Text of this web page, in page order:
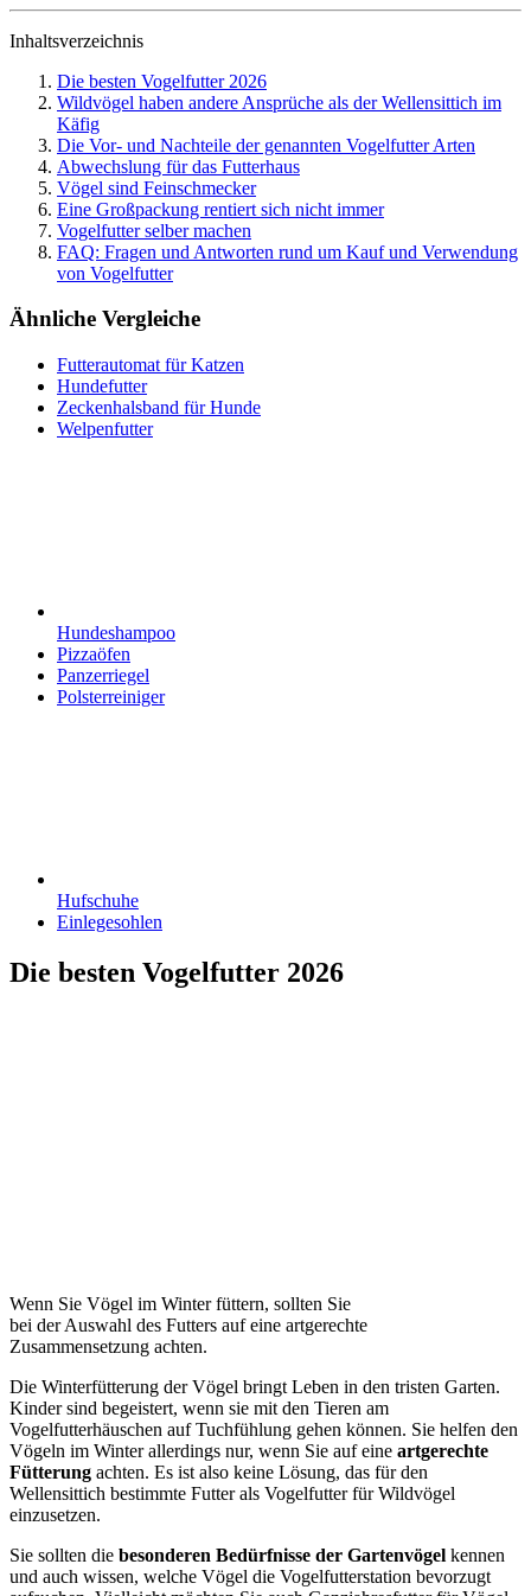
Inhaltsverzeichnis
Die besten Vogelfutter 2026
Wildvögel haben andere Ansprüche als der Wellensittich im
Käfig
Die Vor- und Nachteile der genannten Vogelfutter Arten
Abwechslung für das Futterhaus
Vögel sind Feinschmecker
Eine Großpackung rentiert sich nicht immer
Vogelfutter selber machen
FAQ: Fragen und Antworten rund um Kauf und Verwendung
von Vogelfutter
Ähnliche Vergleiche
Futterautomat für Katzen
Hundefutter
Zeckenhalsband für Hunde
Welpenfutter
Hundeshampoo
Pizzaöfen
Panzerriegel
Polsterreiniger
Hufschuhe
Einlegesohlen
Die besten Vogelfutter 2026
Wenn Sie Vögel im Winter füttern, sollten Sie
bei der Auswahl des Futters auf eine artgerechte
Zusammensetzung achten.
Die Winterfütterung der Vögel bringt Leben in den tristen Garten.
Kinder sind begeistert, wenn sie mit den Tieren am
Vogelfutterhäuschen auf Tuchfühlung gehen können. Sie helfen den
Vögeln im Winter allerdings nur, wenn Sie auf eine artgerechte
Fütterung achten. Es ist also keine Lösung, das für den
Wellensittich bestimmte Futter als Vogelfutter für Wildvögel
einzusetzen.
Sie sollten die besonderen Bedürfnisse der Gartenvögel kennen
und auch wissen, welche Vögel die Vogelfutterstation bevorzugt